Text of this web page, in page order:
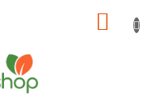
KOŠÍK